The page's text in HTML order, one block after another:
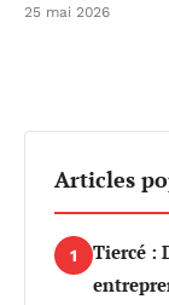
25 mai 2026
Articles
1
Tiercé :